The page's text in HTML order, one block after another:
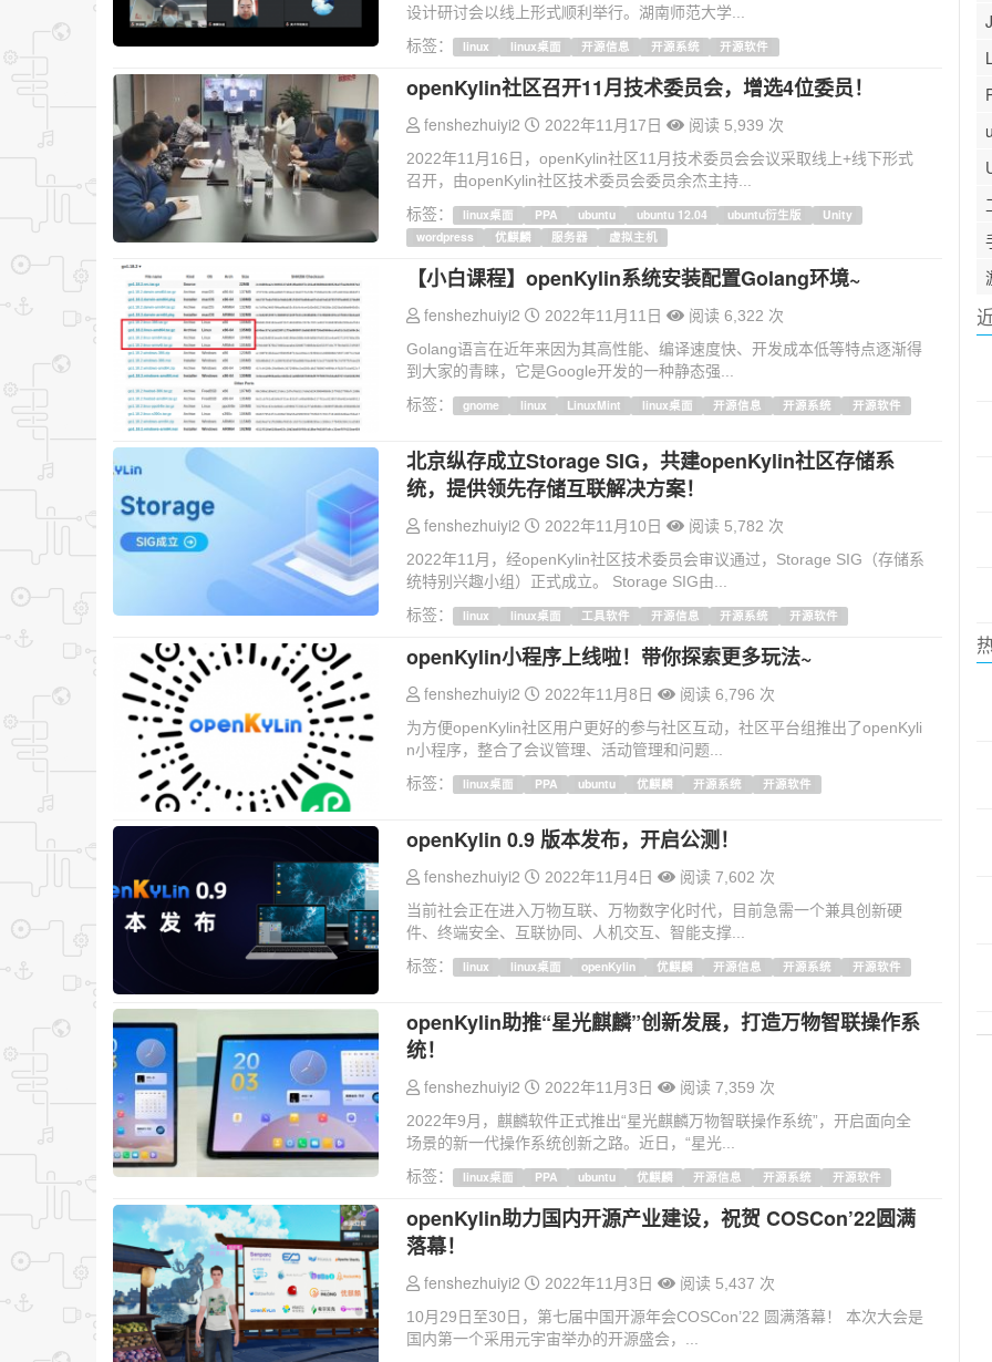
设计研讨会以线上形式顺利举行。湖南师范大学...
标签：
linux linux桌面 开源信息 开源系统 开源软件
openKylin社区召开11月技术委员会，增选4位委员！
fenshezhuiyi2 2022年11月17日
阅读 5,939 次
2022年11月16日，openKylin社区11月技术委员会会议采取线上+线下形式
召开，由openKylin社区技术委员会委员余杰主持...
标签：
linux桌面 PPA ubuntu ubuntu 12.04 ubuntu衍生版
Unity
wordpress
优麒麟 服务器 虚拟主机
【小白课程】openKylin系统安装配置Golang环境~
fenshezhuiyi2 2022年11月11日
阅读 6,322 次
Golang语言在近年来因为其高性能、编译速度快、开发成本低等特点逐渐得
到大家的青睐，它是Google开发的一种静态强...
标签：
gnome linux LinuxMint linux桌面 开源信息 开源系统 开源软件
北京纵存成立Storage SIG，共建openKylin社区存储系
统，提供领先存储互联解决方案！
fenshezhuiyi2 2022年11月10日
阅读 5,782 次
2022年11月，经openKylin社区技术委员会审议通过，Storage SIG（存储系
统特别兴趣小组）正式成立。 Storage SIG由...
标签：
linux linux桌面 工具软件 开源信息 开源系统 开源软件
openKylin小程序上线啦！带你探索更多玩法~
fenshezhuiyi2 2022年11月8日
阅读 6,796 次
为方便openKylin社区用户更好的参与社区互动，社区平台组推出了openKyli
n小程序，整合了会议管理、活动管理和问题...
标签：
linux桌面 PPA ubuntu 优麒麟 开源系统 开源软件
openKylin 0.9 版本发布，开启公测！
fenshezhuiyi2 2022年11月4日
阅读 7,602 次
当前社会正在进入万物互联、万物数字化时代，目前急需一个兼具创新硬
件、终端安全、互联协同、人机交互、智能支撑...
标签：
linux linux桌面 openKylin 优麒麟 开源信息 开源系统 开源软件
openKylin助推“星光麒麟”创新发展，打造万物智联操作系
统！
fenshezhuiyi2 2022年11月3日
阅读 7,359 次
2022年9月，麒麟软件正式推出“星光麒麟万物智联操作系统”，开启面向全
场景的新一代操作系统创新之路。近日，“星光...
标签：
linux桌面 PPA ubuntu 优麒麟 开源信息 开源系统 开源软件
openKylin助力国内开源产业建设，祝贺 COSCon’22圆满
落幕！
fenshezhuiyi2 2022年11月3日
阅读 5,437 次
10月29日至30日，第七届中国开源年会COSCon’22 圆满落幕！ 本次大会是
国内第一个采用元宇宙举办的开源盛会，...